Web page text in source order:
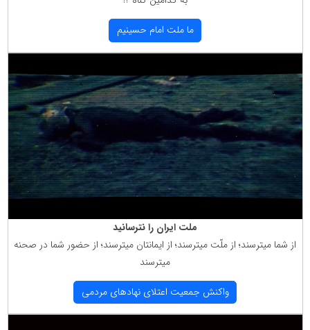
ما ملت امام حسینیم
ملت ایران را نترسانید
از شما میترسند؛ از ملّت میترسند؛ از ایمانتان میترسند؛ از حضور شما در صحنه
میترسند
واكنش جمعیت اعتلای نهادهای مردمی